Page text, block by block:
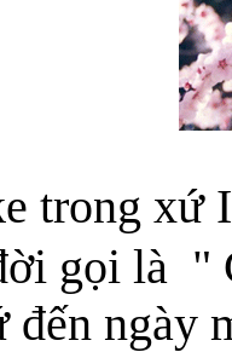
trong xứ
gọi là "
đến ngày